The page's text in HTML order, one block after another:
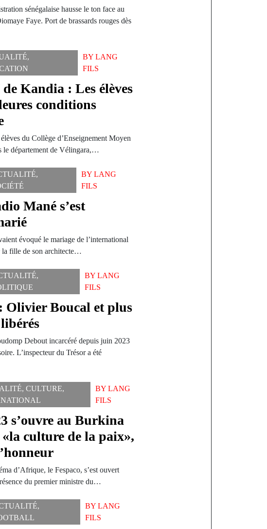
sénégalaise hausse le ton face au
Faye. Port de brassards rouges dès
,
BY LANG
FILS
Kandia : Les élèves
conditions
du Collège d’Enseignement Moyen
le département de Vélingara,…
,
BY LANG
FILS
Mané s’est
évoqué le mariage de l’international
la fille de son architecte…
,
BY LANG
FILS
Olivier Boucal et plus
Debout incarcéré depuis juin 2023
L’inspecteur du Trésor a été
,CULTURE,
BYLANG
FILS
s’ouvre au Burkina
culture de la paix»,
d’Afrique, le Fespaco, s’est ouvert
du premier ministre du…
,
BY LANG
FILS